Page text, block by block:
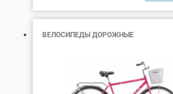
ВЕЛОСИПЕДЫ ДОРОЖНЫЕ